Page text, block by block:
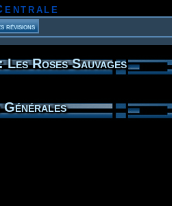
Les Roses Sauvages
Générales